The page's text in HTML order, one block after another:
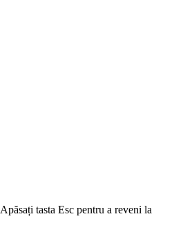
tasta Esc pentru a reveni la